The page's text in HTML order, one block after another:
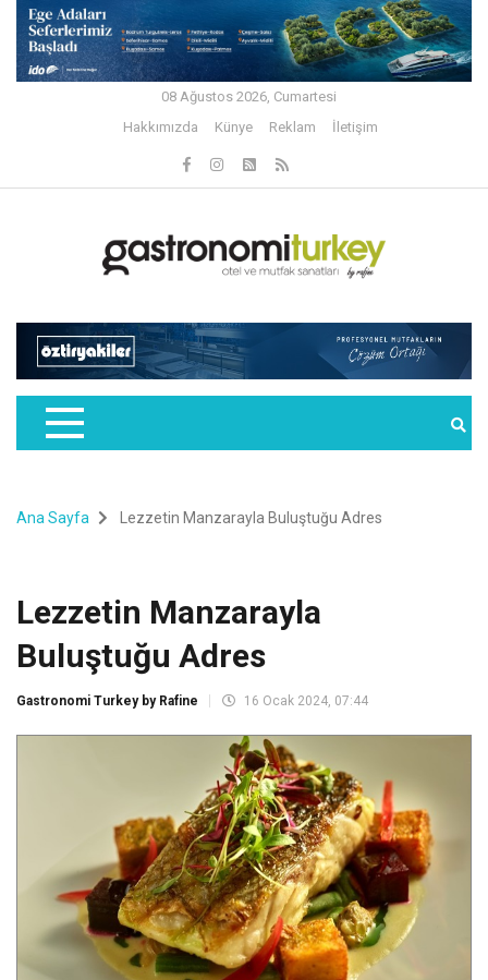
08 Ağustos 2026, Cumartesi
Hakkımızda
Künye Reklam İletişim
Ana Sayfa Lezzetin Manzarayla Buluştuğu Adres
Lezzetin Manzarayla
Buluştuğu Adres
Gastronomi Turkey by Rafine 16 Ocak 2024, 07:44